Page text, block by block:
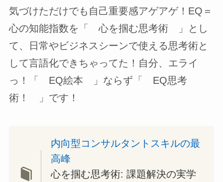
気づけただけでも自己重要感アゲアゲ！EQ＝
心の知能指数を「 心を掴む思考術 」とし
て、日常やビジネスシーンで使える思考術と
して言語化できちゃってた！自分、エライ
っ！「 EQ絵本 」ならず「 EQ思考
術！ 」です！
内向型コンサルタントスキルの最
高峰
心を掴む思考術: 課題解決の実学